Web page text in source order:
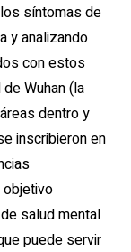
síntomas de
y analizando
con estos
Wuhan (la
dentro y
inscribieron en
salud mental
puede servir